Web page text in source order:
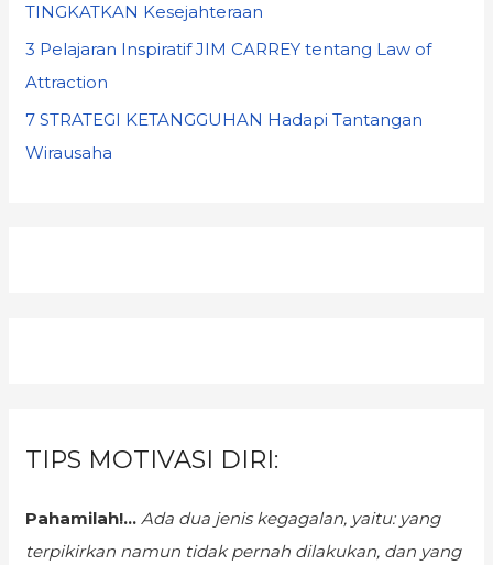
TINGKATKAN Kesejahteraan
3 Pelajaran Inspiratif JIM CARREY tentang Law of
Attraction
7 STRATEGI KETANGGUHAN Hadapi Tantangan
Wirausaha
TIPS MOTIVASI DIRI:
Pahamilah!... Ada dua jenis kegagalan, yaitu: yang
terpikirkan namun tidak pernah dilakukan, dan yang